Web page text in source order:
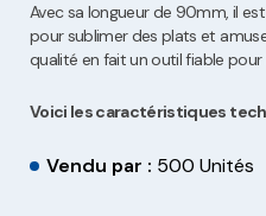
Avec sa longueur de 90mm, il
pour sublimer des plats et
qualité en fait un outil fiable
Voici les caractéristiques
Vendu par : 500 Unités